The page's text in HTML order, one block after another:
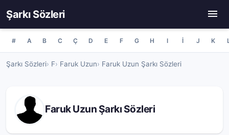
Şarkı Sözleri
# A B C Ç D E F G H I İ J K
Şarkı Sözleri F Faruk Uzun Faruk Uzun Şarkı Sözleri
Faruk Uzun Şarkı Sözleri